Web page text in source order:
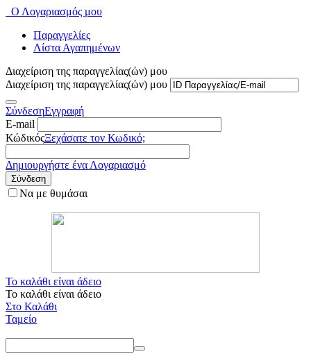
Ο Λογαριασμός μου
Παραγγελίες
Λίστα Αγαπημένων
Διαχείριση της παραγγελίας(ών) μου
Διαχείριση της παραγγελίας(ών) μου
ΣύνδεσηΕγγραφή
E-mail
ΚώδικόςΞεχάσατε τον Κωδικό;
Δημιουργήστε ένα Λογαριασμό
Σύνδεση
Να με θυμάσαι
Το καλάθι είναι άδειο
Το καλάθι είναι άδειο
Στο Καλάθι
Ταμείο